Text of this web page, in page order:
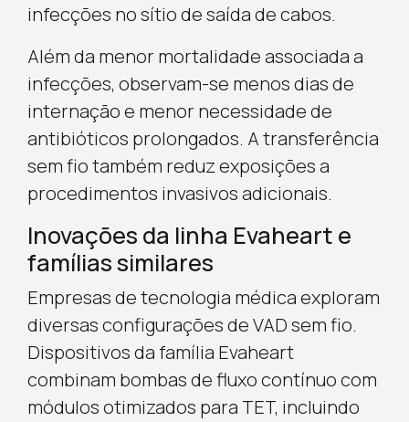
infecções no sítio de saída de cabos.
Além da menor mortalidade associada a
infecções, observam-se menos dias de
internação e menor necessidade de
antibióticos prolongados. A transferência
sem fio também reduz exposições a
procedimentos invasivos adicionais.
Inovações da linha Evaheart e
famílias similares
Empresas de tecnologia médica exploram
diversas configurações de VAD sem fio.
Dispositivos da família Evaheart
combinam bombas de fluxo contínuo com
módulos otimizados para TET, incluindo